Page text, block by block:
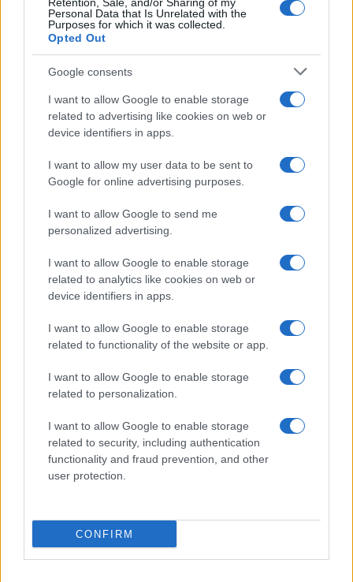
Personal Data that Is Unrelated with the
Purposes for which it was collected.
Opted Out
Google consents
I want to allow Google to enable storage
related to advertising like cookies on web or
device identifiers in apps.
I want to allow my user data to be sent to
Google for online advertising purposes.
I want to allow Google to send me
personalized advertising.
I want to allow Google to enable storage
related to analytics like cookies on web or
device identifiers in apps.
I want to allow Google to enable storage
related to functionality of the website or app.
I want to allow Google to enable storage
related to personalization.
I want to allow Google to enable storage
related to security, including authentication
functionality and fraud prevention, and other
user protection.
CONFIRM
sociale. Forse è giunto il momento di domandarsi: a
che punto il diritto di protestare diventa un atto di
ribellione, e quale prezzo siamo disposti a pagare per
Precedente
perché la scuola
non deve chiudere
molestie
Roma si riscopre:
una domus romana
svela il suo tesoro
Ambientalisti diritti civili Roma
ARTICOLI CORRELATI
Roma sotto attacco: la ‘ndrangheta e il suo primo